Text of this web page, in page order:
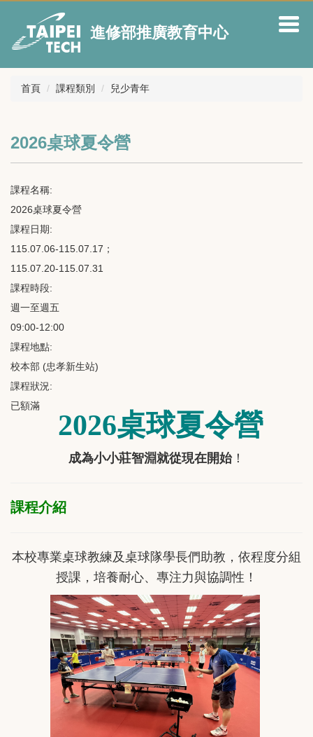
內
進修部推廣教育中心
首頁 課程類別 兒少青年
2026桌球夏令營
課程名稱:
2026桌球夏令營
課程日期:
115.07.06-115.07.17；
115.07.20-115.07.31
課程時段:
週一至週五
09:00-12:00
課程地點:
校本部 (忠孝新生站)
課程狀況:
已額滿
2026桌球夏令營
成為小小莊智淵就從現在開始！
課程介紹
本校專業桌球教練及桌球隊學長們助教，依程度分組
授課，培養耐心、專注力與協調性！